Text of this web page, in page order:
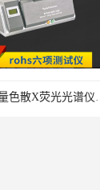
EDX4500能量色散X荧光光谱仪价格 欢迎咨询